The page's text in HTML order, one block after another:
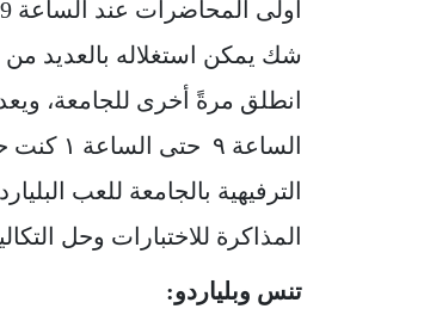
شك يمكن استغلاله بالعديد من
انطلق مرةً أخرى للجامعة،
الترفيهية بالجامعة للعب
المذاكرة للاختبارات وحل
تنس وبلياردو: